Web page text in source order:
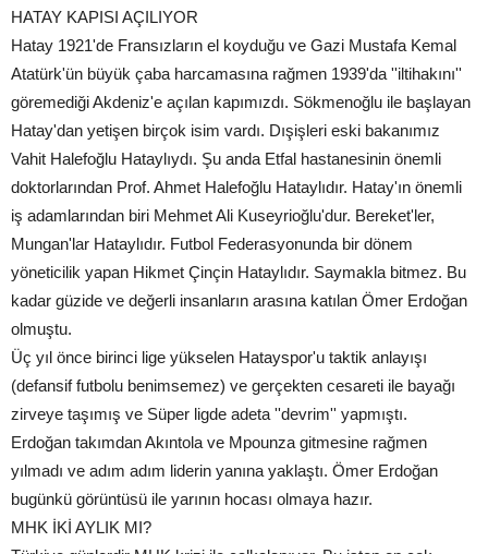
HATAY KAPISI AÇILIYOR
Hatay 1921'de Fransızların el koyduğu ve Gazi Mustafa Kemal
Atatürk'ün büyük çaba harcamasına rağmen 1939'da ''iltihakını''
göremediği Akdeniz'e açılan kapımızdı. Sökmenoğlu ile başlayan
Hatay'dan yetişen birçok isim vardı. Dışişleri eski bakanımız
Vahit Halefoğlu Hataylıydı. Şu anda Etfal hastanesinin önemli
doktorlarından Prof. Ahmet Halefoğlu Hataylıdır. Hatay'ın önemli
iş adamlarından biri Mehmet Ali Kuseyrioğlu'dur. Bereket'ler,
Mungan'lar Hataylıdır. Futbol Federasyonunda bir dönem
yöneticilik yapan Hikmet Çinçin Hataylıdır. Saymakla bitmez. Bu
kadar güzide ve değerli insanların arasına katılan Ömer Erdoğan
olmuştu.
Üç yıl önce birinci lige yükselen Hatayspor'u taktik anlayışı
(defansif futbolu benimsemez) ve gerçekten cesareti ile bayağı
zirveye taşımış ve Süper ligde adeta ''devrim'' yapmıştı.
Erdoğan takımdan Akıntola ve Mpounza gitmesine rağmen
yılmadı ve adım adım liderin yanına yaklaştı. Ömer Erdoğan
bugünkü görüntüsü ile yarının hocası olmaya hazır.
MHK İKİ AYLIK MI?